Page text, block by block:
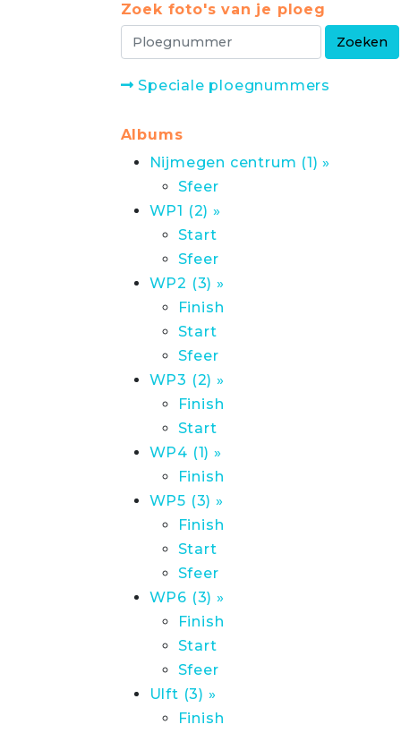
Zoek foto's van je ploeg
Speciale ploegnummers
Albums
Nijmegen centrum (1) »
Sfeer
WP1 (2) »
Start
Sfeer
WP2 (3) »
Finish
Start
Sfeer
WP3 (2) »
Finish
Start
WP4 (1) »
Finish
WP5 (3) »
Finish
Start
Sfeer
WP6 (3) »
Finish
Start
Sfeer
Ulft (3) »
Finish